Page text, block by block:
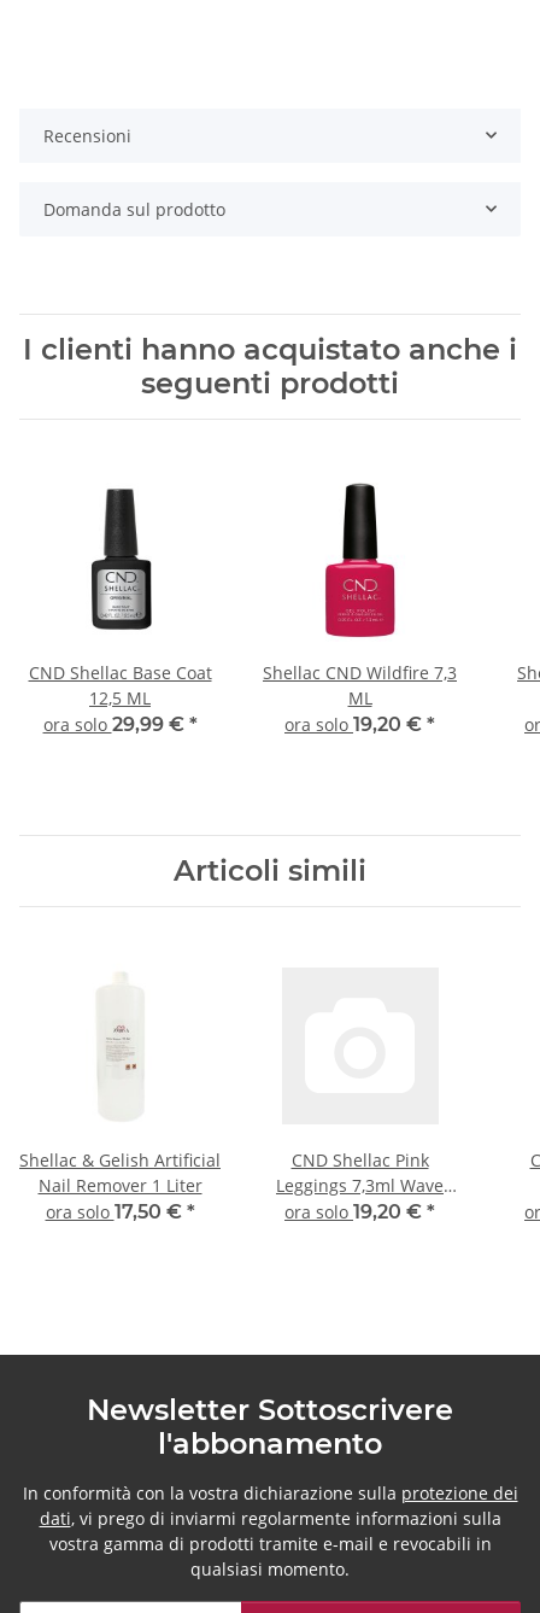
Recensioni
Domanda sul prodotto
I clienti hanno acquistato anche i
seguenti prodotti
CND Shellac Base Coat
12,5 ML
ora solo 29,99 € *
Shellac CND Wildfire 7,3
ML
ora solo 19,20 € *
Articoli simili
Shellac & Gelish Artificial
Nail Remover 1 Liter
ora solo 17,50 € *
CND Shellac Pink
Leggings 7,3ml Wave
Collection
ora solo 19,20 € *
Newsletter Sottoscrivere
l'abbonamento
In conformità con la vostra dichiarazione sulla protezione dei
dati, vi prego di inviarmi regolarmente informazioni sulla
vostra gamma di prodotti tramite e-mail e revocabili in
qualsiasi momento.